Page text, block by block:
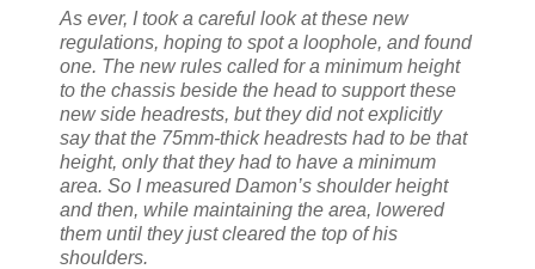
As ever, I took a careful look at these new
regulations, hoping to spot a loophole, and found
one. The new rules called for a minimum height
to the chassis beside the head to support these
new side headrests, but they did not explicitly
say that the 75mm-thick headrests had to be that
height, only that they had to have a minimum
area. So I measured Damon’s shoulder height
and then, while maintaining the area, lowered
them until they just cleared the top of his
shoulders.